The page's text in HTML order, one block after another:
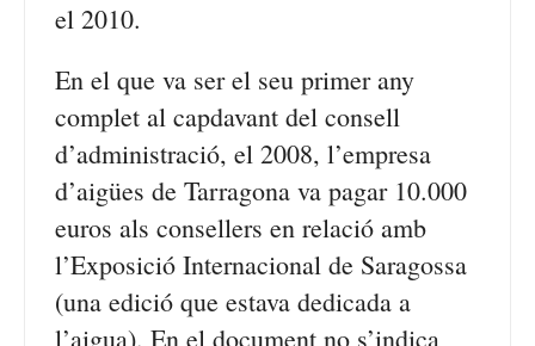
el 2010.
En el que va ser el seu primer any
complet al capdavant del consell
d’administració, el 2008, l’empresa
d’aigües de Tarragona va pagar 10.000
euros als consellers en relació amb
l’Exposició Internacional de Saragossa
(una edició que estava dedicada a
l’aigua). En el document no s’indica